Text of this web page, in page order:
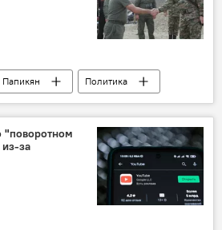
Политика
"поворотном
за